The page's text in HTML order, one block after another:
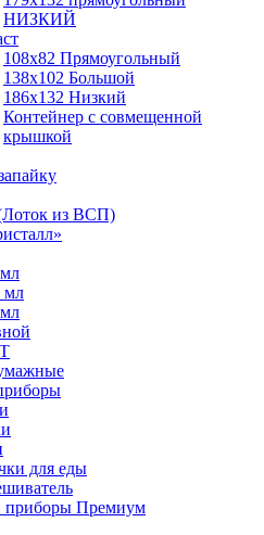
НИЗКИЙ
108х82 Прямоугольный
138х102 Большой
186х132 Низкий
Контейнер с совмещенной
крышкой
из ВСП)
мл
для еды
приборы Премиум